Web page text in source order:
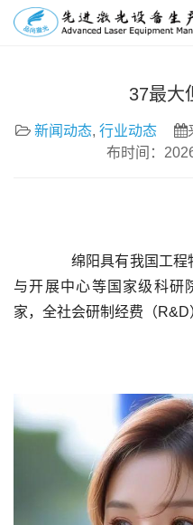
37最大
新闻动态, 行业动态
布时间：
与开展中心等国家级科研